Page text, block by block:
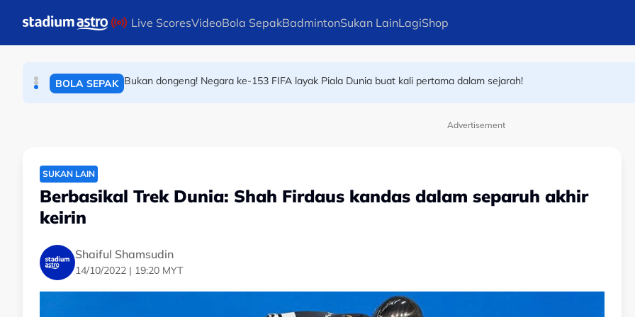
Live ScoresVideoBola SepakBadmintonSukan LainLagiShop
BOLA SEPAK
BOLA SEPAK Bintang warisan Harimau Malaya kembali ke Eropah?
Advertisement
SUKAN LAIN
Berbasikal Trek Dunia: Shah Firdaus kandas dalam separuh akhir
keirin
Shaiful Shamsudin
14/10/2022 | 19:20 MYT